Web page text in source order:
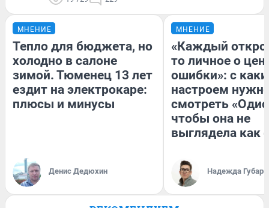
МНЕНИЕ
Тепло для бюджета, но
холодно в салоне
зимой. Тюменец 13 лет
ездит на электрокаре:
плюсы и минусы
Денис Дедюхин
МНЕНИЕ
«Каждый
то личное о
ошибки»: с
настроем
смотреть
чтобы она не
выглядела как
Надежда Губарь